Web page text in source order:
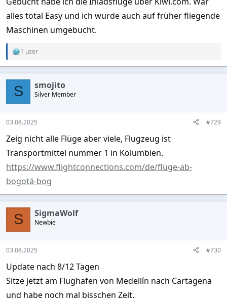
alles total Easy und ich wurde auch auf früher fliegende
Maschinen umgebucht.
R
c
o
n
s
:
1 user
S smojito
Silver Member
03.08.2025 #729
Zeig nicht alle Flüge aber viele, Flugzeug ist
Transportmittel nummer 1 in Kolumbien.
https://www.flightconnections.com/de/flüge-ab-
bogotá-bog
S SigmaWolf
Newbie
03.08.2025 #730
Update nach 8/12 Tagen
Sitze jetzt am Flughafen von Medellín nach Cartagena
und habe noch mal bisschen Zeit.